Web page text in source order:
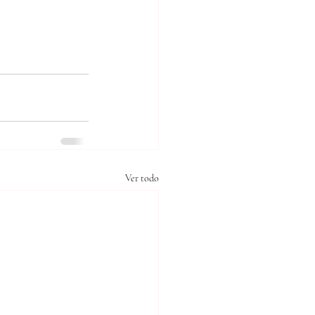
Ver todo